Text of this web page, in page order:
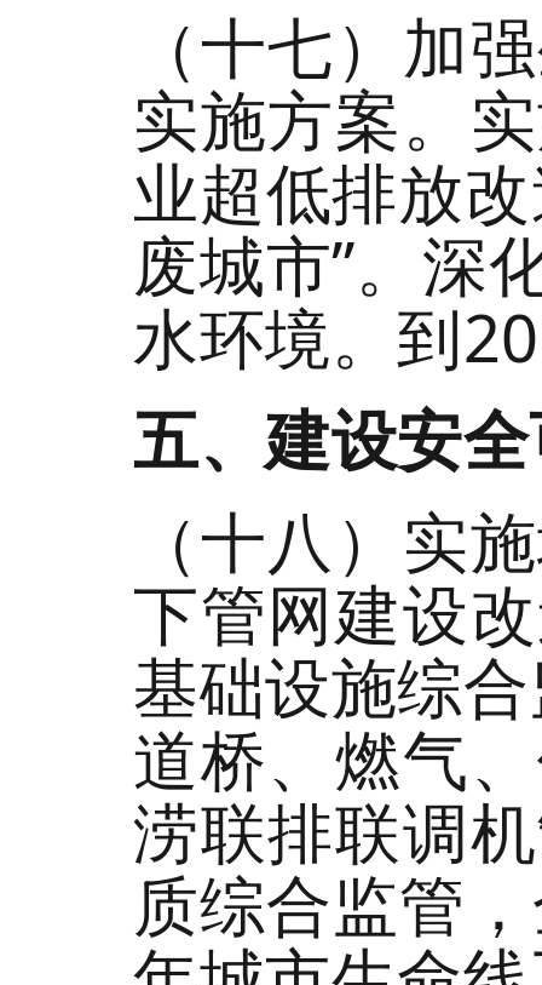
（十七）加
实施方案。
业超低排放
废城市”。深
水环境。到
五、建设安
（十八）实
下管网建设
基础设施综
道桥、燃气
涝联排联调
质综合监管